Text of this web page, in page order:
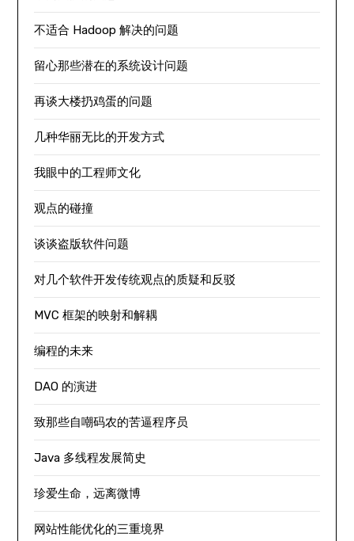
不适合 Hadoop 解决的问题
留心那些潜在的系统设计问题
再谈大楼扔鸡蛋的问题
几种华丽无比的开发方式
我眼中的工程师文化
观点的碰撞
谈谈盗版软件问题
对几个软件开发传统观点的质疑和反驳
MVC 框架的映射和解耦
编程的未来
DAO 的演进
致那些自嘲码农的苦逼程序员
Java 多线程发展简史
珍爱生命，远离微博
网站性能优化的三重境界